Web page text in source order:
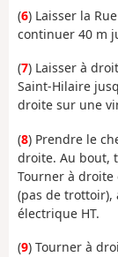
(6) Laisser la
continuer 40 m
(7) Laisser à
Saint-Hilaire
droite sur une
(8) Prendre le
droite. Au bout,
Tourner à droite
(pas de
électrique HT.
(9) Tourner à